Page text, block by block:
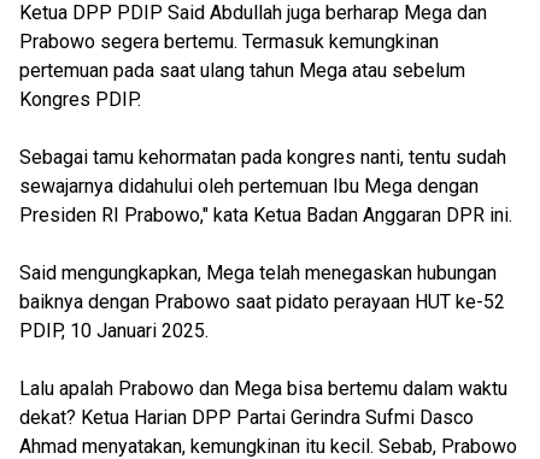
Ketua DPP PDIP Said Abdullah juga berharap Mega dan
Prabowo segera bertemu. Termasuk kemungkinan
pertemuan pada saat ulang tahun Mega atau sebelum
Kongres PDIP.
Sebagai tamu kehormatan pada kongres nanti, tentu sudah
sewajarnya didahului oleh pertemuan Ibu Mega dengan
Presiden RI Prabowo," kata Ketua Badan Anggaran DPR ini.
Said mengungkapkan, Mega telah menegaskan hubungan
baiknya dengan Prabowo saat pidato perayaan HUT ke-52
PDIP, 10 Januari 2025.
Lalu apalah Prabowo dan Mega bisa bertemu dalam waktu
dekat? Ketua Harian DPP Partai Gerindra Sufmi Dasco
Ahmad menyatakan, kemungkinan itu kecil. Sebab, Prabowo